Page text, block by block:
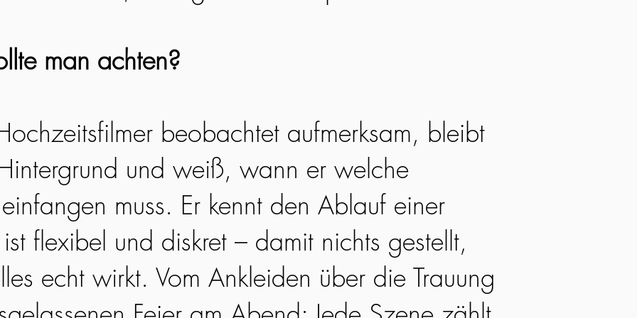
man achten?
beobachtet aufmerksam, bleibt
und weiß, wann er welche
muss. Er kennt den Ablauf einer
flexibel und diskret – damit nichts gestellt,
echt wirkt. Vom Ankleiden über die Trauung